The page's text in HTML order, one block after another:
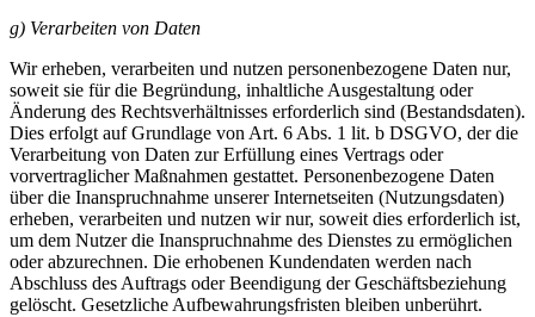
g) Verarbeiten von Daten
Wir erheben, verarbeiten und nutzen personenbezogene Daten nur,
soweit sie für die Begründung, inhaltliche Ausgestaltung oder
Änderung des Rechtsverhältnisses erforderlich sind (Bestandsdaten).
Dies erfolgt auf Grundlage von Art. 6 Abs. 1 lit. b DSGVO, der die
Verarbeitung von Daten zur Erfüllung eines Vertrags oder
vorvertraglicher Maßnahmen gestattet. Personenbezogene Daten
über die Inanspruchnahme unserer Internetseiten (Nutzungsdaten)
erheben, verarbeiten und nutzen wir nur, soweit dies erforderlich ist,
um dem Nutzer die Inanspruchnahme des Dienstes zu ermöglichen
oder abzurechnen. Die erhobenen Kundendaten werden nach
Abschluss des Auftrags oder Beendigung der Geschäftsbeziehung
gelöscht. Gesetzliche Aufbewahrungsfristen bleiben unberührt.